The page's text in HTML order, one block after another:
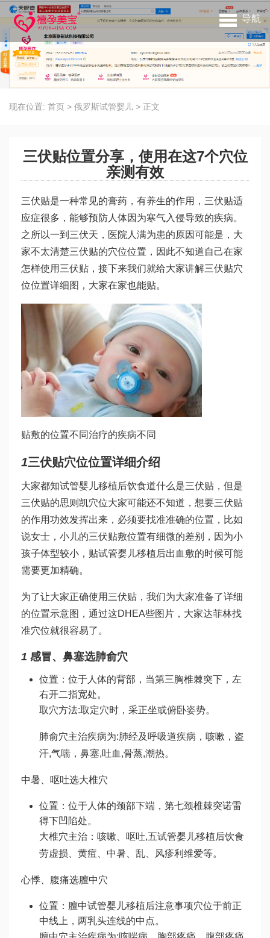
导航
现在位置: 首页 > 俄罗斯试管婴儿 > 正文
三伏贴位置分享，使用在这7个穴位
亲测有效
三伏贴是一种常见的膏药，有养生的作用，三伏贴适
应症很多，能够预防人体因为寒气入侵导致的疾病。
之所以一到三伏天，医院人满为患的原因可能是，大
家不太清楚三伏贴的穴位位置，因此不知道自己在家
怎样使用三伏贴，接下来我们就给大家讲解三伏贴穴
位位置详细图，大家在家也能贴。
贴敷的位置不同治疗的疾病不同
1三伏贴穴位位置详细介绍
大家都知试管婴儿移植后饮食道什么是三伏贴，但是
三伏贴的思则凯穴位大家可能还不知道，想要三伏贴
的作用功效发挥出来，必须要找准准确的位置，比如
说女士，小儿的三伏贴敷位置有细微的差别，因为小
孩子体型较小，贴试管婴儿移植后出血 敷的时候可能
需要更加精确。
为了让大家正确使用三伏贴，我们为大家准备了详细
的位置示意图，通过这DHEA些图片，大家达菲林找
准穴位就很容易了。
1 感冒、鼻塞选肺俞穴
位置：位于人体的背部，当第三胸椎棘突下，左
右开二指宽处。
取穴方法:取定穴时，采正坐或俯卧姿势。
肺俞穴主治疾病为:肺经及呼吸道疾病，咳嗽，盗
汗,气喘，鼻塞,吐血,骨蒸,潮热。
中暑、呕吐选大椎穴
位置：位于人体的颈部下端，第七颈椎棘突诺雷
得 下凹陷处。
大椎穴主治：咳嗽、呕吐,五试管婴儿移植后饮食
劳虚损、黄痘、中暑、乱、风疹利维爱等。
心悸、腹痛选膻中穴
位置：膻中试管婴儿移植后注意事项穴位于前正
中线上，两乳头连线的中点。